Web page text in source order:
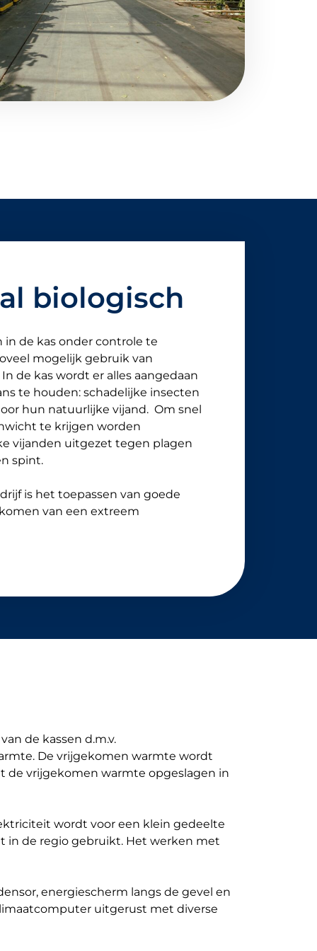
biologisch
in de kas onder controle te
mogelijk gebruik van
de kas wordt er alles aangedaan
te houden: schadelijke insecten
hun natuurlijke vijand. Om snel
te krijgen worden
vijanden uitgezet tegen plagen
spint.
is het toepassen van goede
van een extreem
de kassen d.m.v.
De vrijgekomen warmte wordt
de vrijgekomen warmte opgeslagen in
wordt voor een klein gedeelte
in de regio gebruikt. Het werken met
energiescherm langs de gevel en
uitgerust met diverse